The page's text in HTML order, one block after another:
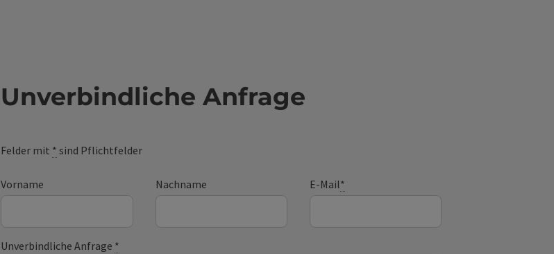
Unverbindliche Anfrage
Felder mit * sind Pflichtfelder
Vorname Nachname E-Mail*
Unverbindliche Anfrage *